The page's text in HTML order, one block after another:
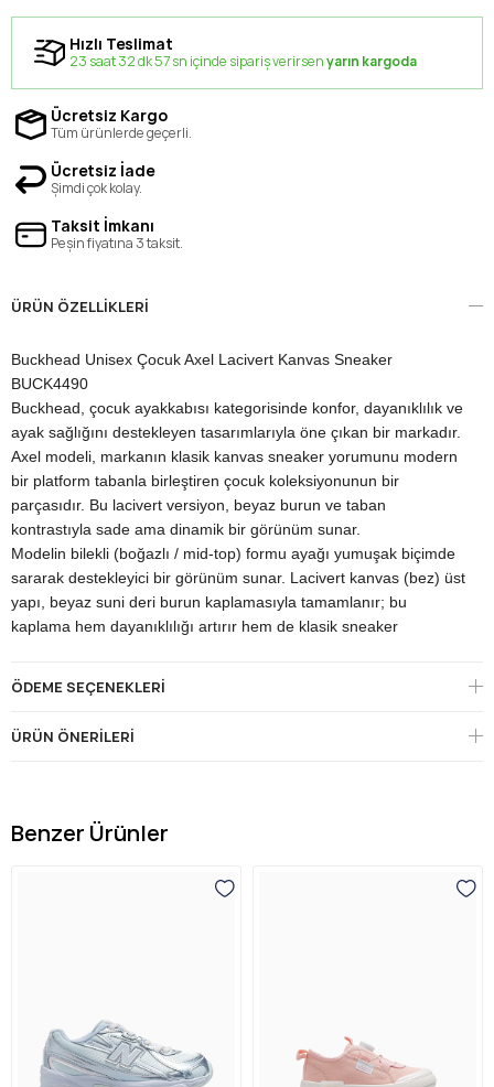
Hızlı Teslimat
23 saat 32 dk 56 sn içinde sipariş verirsenyarın kargoda
Ücretsiz Kargo
Tüm ürünlerde geçerli.
Ücretsiz İade
Şimdi çok kolay.
Taksit İmkanı
Peşin fiyatına 3 taksit.
ÜRÜN ÖZELLIKLERI
Buckhead Unisex Çocuk Axel Lacivert Kanvas Sneaker
BUCK4490
Buckhead, çocuk ayakkabısı kategorisinde konfor, dayanıklılık ve
ayak sağlığını destekleyen tasarımlarıyla öne çıkan bir markadır.
Axel modeli, markanın klasik kanvas sneaker yorumunu modern
bir platform tabanla birleştiren çocuk koleksiyonunun bir
parçasıdır. Bu lacivert versiyon, beyaz burun ve taban
kontrastıyla sade ama dinamik bir görünüm sunar.
Modelin bilekli (boğazlı / mid-top) formu ayağı yumuşak biçimde
sararak destekleyici bir görünüm sunar. Lacivert kanvas (bez) üst
yapı, beyaz suni deri burun kaplamasıyla tamamlanır; bu
kaplama hem dayanıklılığı artırır hem de klasik sneaker
detay katar.
Giyim kolaylığı için model, dekoratif bağcığın yanı sıra yan
ayakkabısını bağcıkla uğraşmadan kolayca giyip çıkarabilir. İnce
Kalın beyaz platform kauçuk taban, modele hem modern bir
yükseklik hem de hafiflik kazandırır; esnek ve tutuşlu yapısı,
Lacivert üst ile beyaz tabanın kontrastı, temiz ve sportif bir
ÖDEME SEÇENEKLERI
ÜRÜN ÖNERILERI
Benzer Ürünler